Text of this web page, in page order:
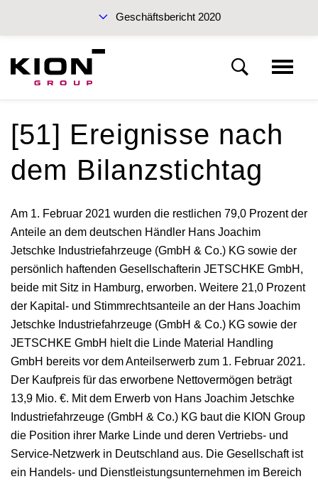
Geschäftsbericht 2020
Nachhaltigkeitsbericht 2019 (PDF)
Geschäftsbericht 2020
Konzernanhang
Erläuterungen zur GuV
Erläuterungen zur Bilanz
Sonstige Angaben
Bestätigungsvermerk des unabhängigen
Abschlussprüfers
Versicherung der gesetzlichen Vertreter
[51] Ereignisse nach
dem Bilanzstichtag
Am 1. Februar 2021 wurden die restlichen 79,0 Prozent der
Anteile an dem deutschen Händler Hans Joachim
Jetschke Industriefahrzeuge (GmbH & Co.) KG sowie der
persönlich haftenden Gesellschafterin JETSCHKE GmbH,
beide mit Sitz in Hamburg, erworben. Weitere 21,0 Prozent
der Kapital- und Stimmrechtsanteile an der Hans Joachim
Jetschke Industriefahrzeuge (GmbH & Co.) KG sowie der
JETSCHKE GmbH hielt die Linde Material Handling
GmbH bereits vor dem Anteilserwerb zum 1. Februar 2021.
Der Kaufpreis für das erworbene Nettovermögen beträgt
13,9 Mio. €. Mit dem Erwerb von Hans Joachim Jetschke
Industriefahrzeuge (GmbH & Co.) KG baut die KION Group
die Position ihrer Marke Linde und deren Vertriebs- und
Service-Netzwerk in Deutschland aus. Die Gesellschaft ist
ein Handels- und Dienstleistungsunternehmen im Bereich